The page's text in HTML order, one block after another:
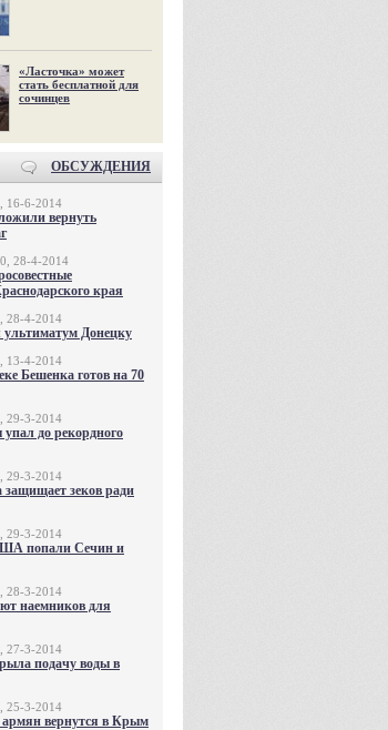
«Ласточка» может
стать бесплатной для
сочинцев
ОБСУЖДЕНИЯ
16-6-2014
вернуть
28-4-2014
края
28-4-2014
Донецку
13-4-2014
Бешенка готов на 70
29-3-2014
до рекордного
29-3-2014
защищает зеков ради
29-3-2014
попали Сечин и
28-3-2014
наемников для
27-3-2014
подачу воды в
25-3-2014
вернутся в Крым